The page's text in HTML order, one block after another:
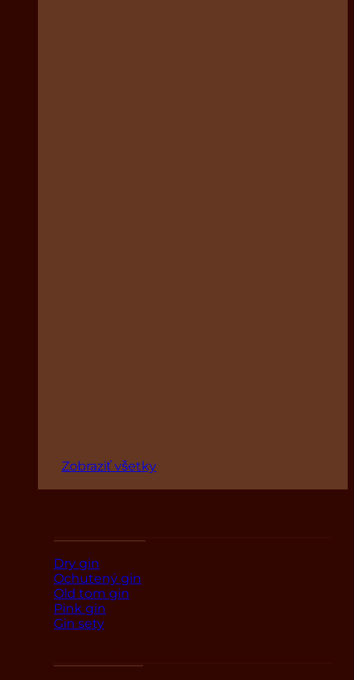
Zobraziť všetky
Dry gin
Ochutený gin
Old tom gin
Pink gin
Gin sety